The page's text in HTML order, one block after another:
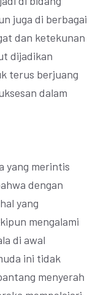
juga di berbagai
dan ketekunan
dijadikan
terus berjuang
dalam
yang merintis
dengan
yang
mengalami
di awal
ini tidak
menyerah